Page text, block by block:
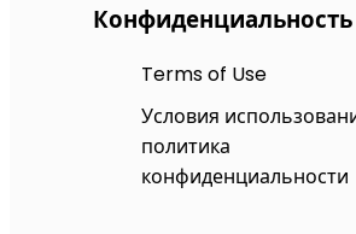
Конфиденциальность
Terms of Use
Условия
политика
конфиденциальности